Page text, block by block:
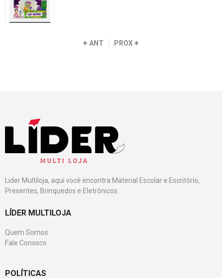
ANT PROX
Lider Multiloja, aqui você encontra Material Escolar e Escritório,
Presentes, Brinquedos e Eletrônicos.
LÍDER MULTILOJA
Quem Somos
Fale Conosco
POLÍTICAS